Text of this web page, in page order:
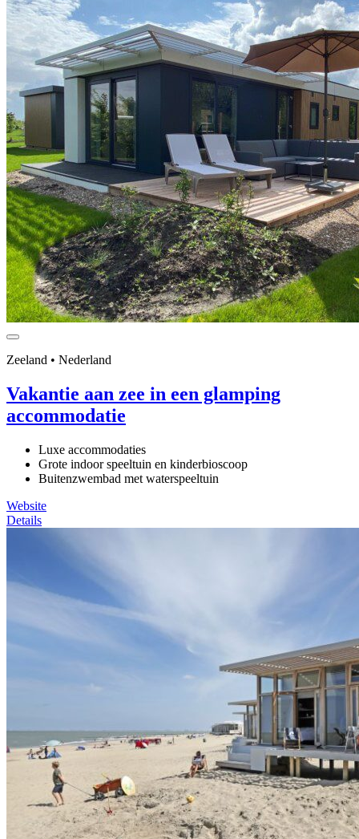
Zeeland • Nederland
Vakantie aan zee in een glamping
accommodatie
Luxe accommodaties
Grote indoor speeltuin en kinderbioscoop
Buitenzwembad met waterspeeltuin
Website
Details